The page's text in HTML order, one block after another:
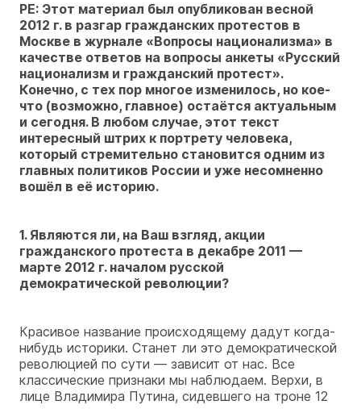
РЕ: Этот материал был опубликован весной
2012 г. в разгар гражданских протестов в
Москве в журнале «Вопросы национализма» в
качестве ответов на вопросы анкеты «Русский
национализм и гражданский протест».
Конечно, с тех пор многое изменилось, но кое-
что (возможно, главное) остаётся актуальным
и сегодня. В любом случае, этот текст
интересный штрих к портрету человека,
который стремительно становится одним из
главных политиков России и уже несомненно
вошёл в её историю.
1. Являются ли, на Ваш взгляд, акции
гражданского протеста в декабре 2011 —
марте 2012 г. началом русской
демократической революции?
Красивое название происходящему дадут когда-
нибудь историки. Станет ли это демократической
революцией по сути — зависит от нас. Все
классические признаки мы наблюдаем. Верхи, в
лице Владимира Путина, сидевшего на троне 12